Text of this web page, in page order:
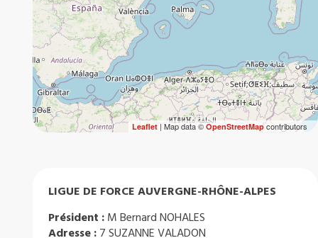
Leaflet| Map data ©OpenStreetMapcontributors
LIGUE DE FORCE AUVERGNE-RHÔNE-ALPES
Président : M Bernard NOHALES
Adresse : 7 SUZANNE VALADON